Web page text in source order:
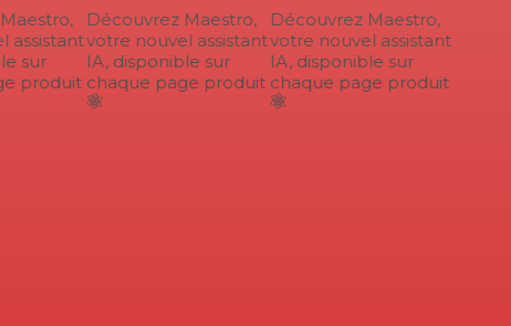
sur
produit
Découvrez Maestro,
votre nouvel assistant
IA, disponible sur
chaque page produit
Découvrez Maestro,
votre nouvel assistant
IA, disponible sur
chaque page produit